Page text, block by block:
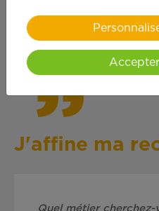
quand
cœ
J'affine ma